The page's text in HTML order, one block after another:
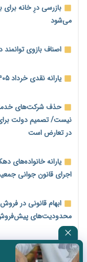
کاهش می‌یابد
اختیارات جدید
پایان شهریور ابلاغ شد
مرحله سیزدهم
۱۴ مرداد؛ اولین
کارفرما» چگونه به
سکه در یک قدمی ۱۸۵ میلیون تومان
بازرسی درِ خانه
می‌شود
اصناف بازوی
یارانه نقدی خرداد ۱۴۰۵ دهک‌های چهارم تا نهم واریز شد
حذف شرکت‌های
نیست/ تصمیم دولت
در تعارض است
اجرای قانون جوانی
ابهام قانونی در
محدودیت‌های پیش‌فروش
سه نماد جدید اخزا